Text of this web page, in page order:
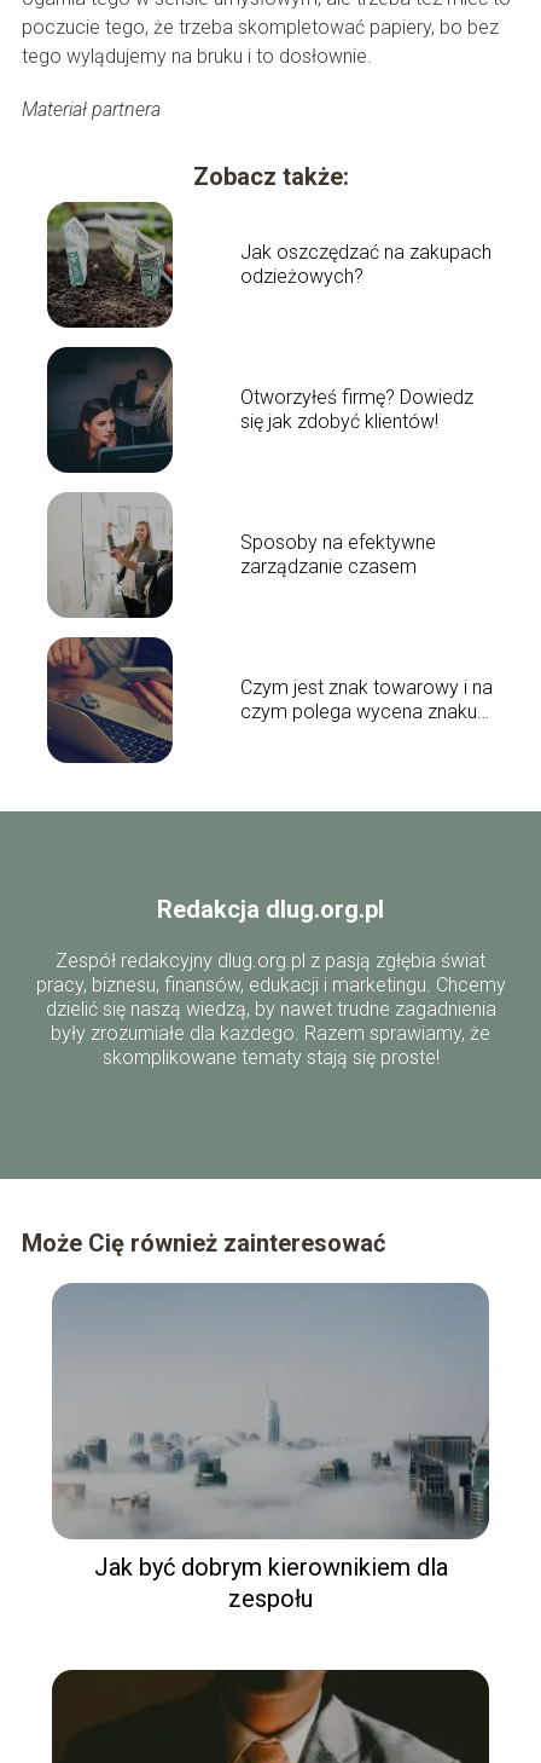
poczucie tego, że trzeba skompletować papiery, bo bez
tego wylądujemy na bruku i to dosłownie.
Materiał partnera
Zobacz także:
Jak oszczędzać na zakupach
odzieżowych?
Otworzyłeś firmę? Dowiedz
się jak zdobyć klientów!
Sposoby na efektywne
zarządzanie czasem
Czym jest znak towarowy i na
czym polega wycena znaku
Redakcja dlug.org.pl
Zespół redakcyjny dlug.org.pl z pasją zgłębia świat
pracy, biznesu, finansów, edukacji i marketingu. Chcemy
dzielić się naszą wiedzą, by nawet trudne zagadnienia
były zrozumiałe dla każdego. Razem sprawiamy, że
skomplikowane tematy stają się proste!
Może Cię również zainteresować
Jak być dobrym kierownikiem dla
zespołu